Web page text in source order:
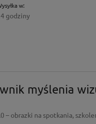
w:
godziny
myślenia
– obrazki na spotkania,